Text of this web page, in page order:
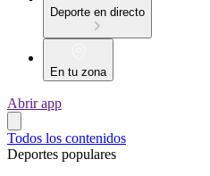
Deporte en directo
En tu zona
Abrir app
Todos los contenidos
Deportes populares